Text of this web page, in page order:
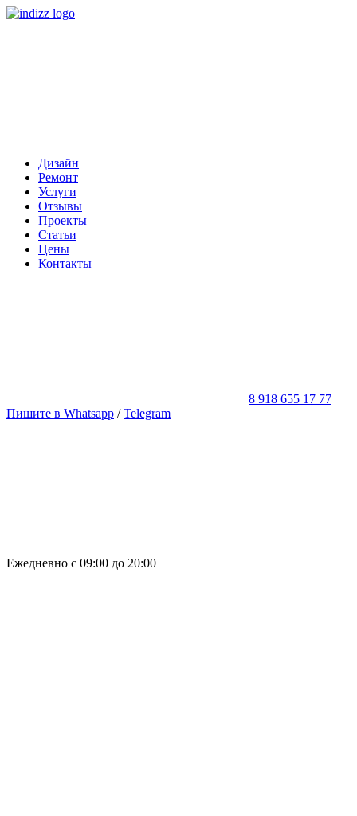
Дизайн
Ремонт
Услуги
Отзывы
Проекты
Статьи
Цены
Контакты
8 918 655 17 77
Пишите в Whatsapp /Telegram
Ежедневно с 09:00 до 20:00